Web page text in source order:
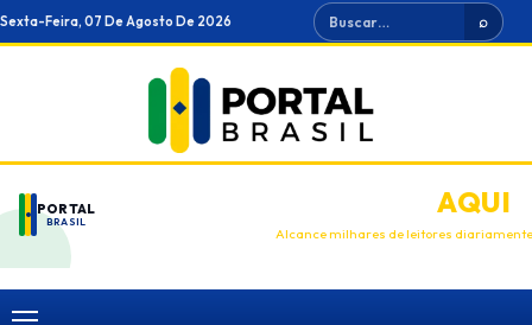
Ir
para
Sexta-Feira, 07 De Agosto De 2026 Buscar ⌕
PORTAL
BRASIL
ANUNCIEAQUI
Alcance milhares de leitores diariamente